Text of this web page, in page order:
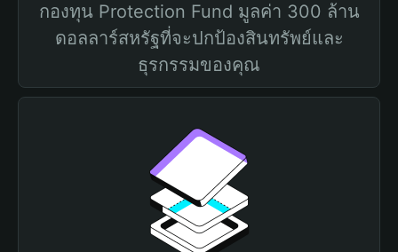
กองทุน Protection Fund มูลค่า 300 ล้าน
ดอลลาร์สหรัฐที่จะปกป้องสินทรัพย์และ
ธุรกรรมของคุณ